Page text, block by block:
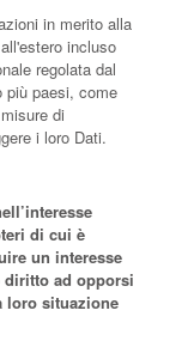
in merito alla
incluso
regolata dal
più paesi, come
di
i loro Dati.
di cui è
un interesse
ad opporsi
loro situazione